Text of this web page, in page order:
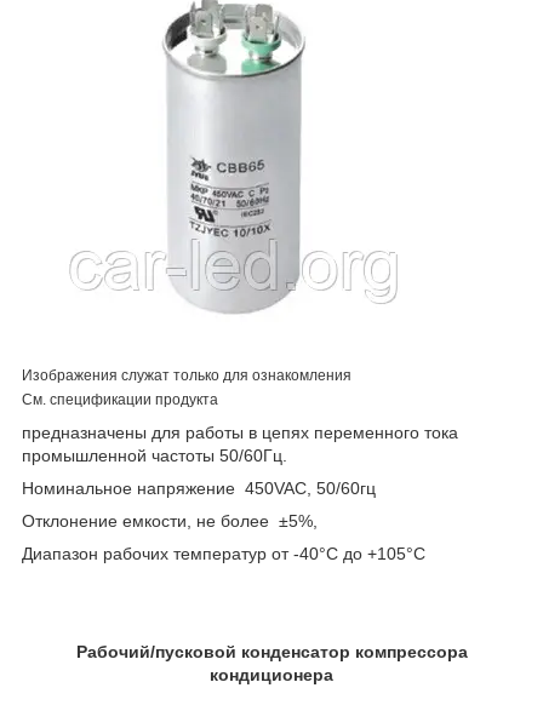
Изображения служат только для ознакомления
См. спецификации продукта
предназначены для работы в цепях переменного тока
промышленной частоты 50/60Гц.
Номинальное напряжение 450VAC, 50/60гц
Отклонение емкости, не более ±5%,
Диапазон рабочих температур от -40°С до +105°С
Рабочий/пусковой конденсатор компрессора
кондиционера